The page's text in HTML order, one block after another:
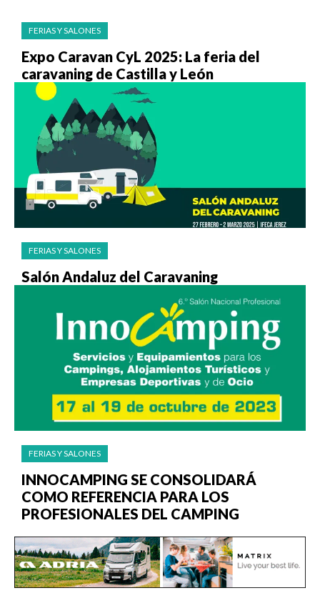
FERIAS Y SALONES
Expo Caravan CyL 2025: La feria del
caravaning de Castilla y León
FERIAS Y SALONES
Salón Andaluz del Caravaning
FERIAS Y SALONES
INNOCAMPING SE CONSOLIDARÁ
COMO REFERENCIA PARA LOS
PROFESIONALES DEL CAMPING